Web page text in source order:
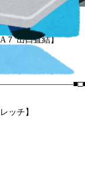
】
７ 出口直結】
直結】
ッチ】